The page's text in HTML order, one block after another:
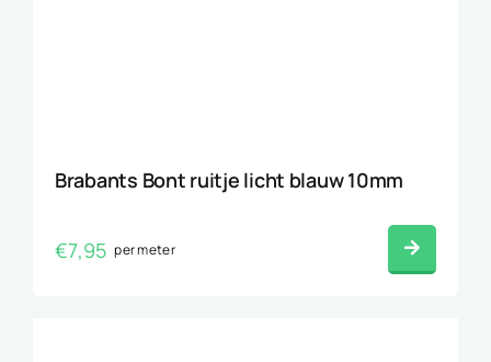
Brabants Bont ruitje licht blauw 10mm
€7,95 per meter